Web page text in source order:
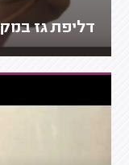
דליפת גז